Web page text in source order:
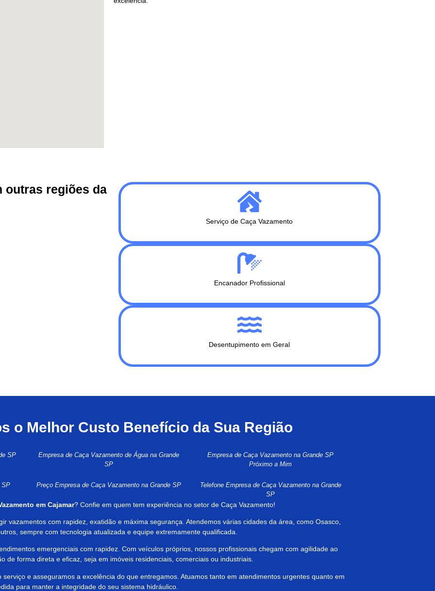
outras regiões da
Serviço de Caça Vazamento
Encanador Profissional
Desentupimento em Geral
o Melhor Custo Benefício da Sua Região
SP
Empresa de Caça Vazamento de Água na Grande
SP
Empresa de Caça Vazamento na Grande SP
Próximo a Mim
SP Preço Empresa de Caça Vazamento na Grande SP
Telefone Empresa de Caça Vazamento na Grande
SP
em Cajamar? Confie em quem tem experiência no setor de Caça Vazamento!
vazamentos com rapidez, exatidão e máxima segurança. Atendemos várias cidades da área, como Osasco,
sempre com tecnologia atualizada e equipe extremamente qualificada.
emergenciais com rapidez. Com veículos próprios, nossos profissionais chegam com agilidade ao
de forma direta e eficaz, seja em imóveis residenciais, comerciais ou industriais.
e asseguramos a excelência do que entregamos. Atuamos tanto em atendimentos urgentes quanto em
para manter a integridade do seu sistema hidráulico.